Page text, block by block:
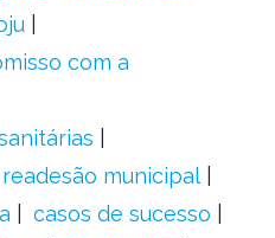
com a
readesão municipal
casos de sucesso